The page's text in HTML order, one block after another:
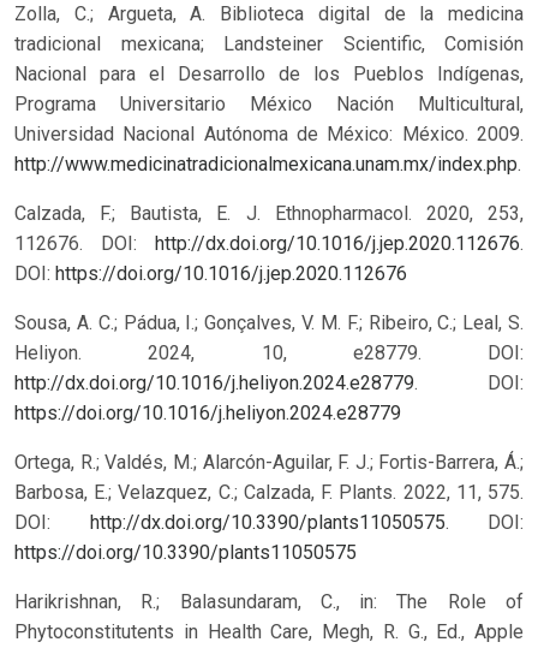
Zolla, C.; Argueta, A. Biblioteca digital de la medicina
tradicional mexicana; Landsteiner Scientific, Comisión
Nacional para el Desarrollo de los Pueblos Indígenas,
Programa Universitario México Nación Multicultural,
Universidad Nacional Autónoma de México: México. 2009.
http://www.medicinatradicionalmexicana.unam.mx/index.php.
Calzada, F.; Bautista, E. J. Ethnopharmacol. 2020, 253,
112676. DOI: http://dx.doi.org/10.1016/j.jep.2020.112676.
DOI: https://doi.org/10.1016/j.jep.2020.112676
Sousa, A. C.; Pádua, I.; Gonçalves, V. M. F.; Ribeiro, C.; Leal, S.
Heliyon. 2024, 10, e28779. DOI:
http://dx.doi.org/10.1016/j.heliyon.2024.e28779. DOI:
https://doi.org/10.1016/j.heliyon.2024.e28779
Ortega, R.; Valdés, M.; Alarcón-Aguilar, F. J.; Fortis-Barrera, Á.;
Barbosa, E.; Velazquez, C.; Calzada, F. Plants. 2022, 11, 575.
DOI: http://dx.doi.org/10.3390/plants11050575. DOI:
https://doi.org/10.3390/plants11050575
Harikrishnan, R.; Balasundaram, C., in: The Role of
Phytoconstitutents in Health Care, Megh, R. G., Ed., Apple